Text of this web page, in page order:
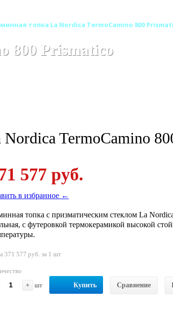
топка La Nordica TermoCamino 800
800 Prismatico
Nordica TermoCamino
577 руб.
в избранное ←
топка с призматическим стеклом La
с футеровкой термокерамикой высокой
371 577 руб. за 1 шт
+ шт Купить Сравнение